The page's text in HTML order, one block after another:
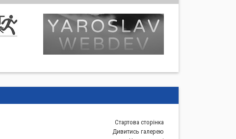
Стартова сторiнка
Дивитись галерею